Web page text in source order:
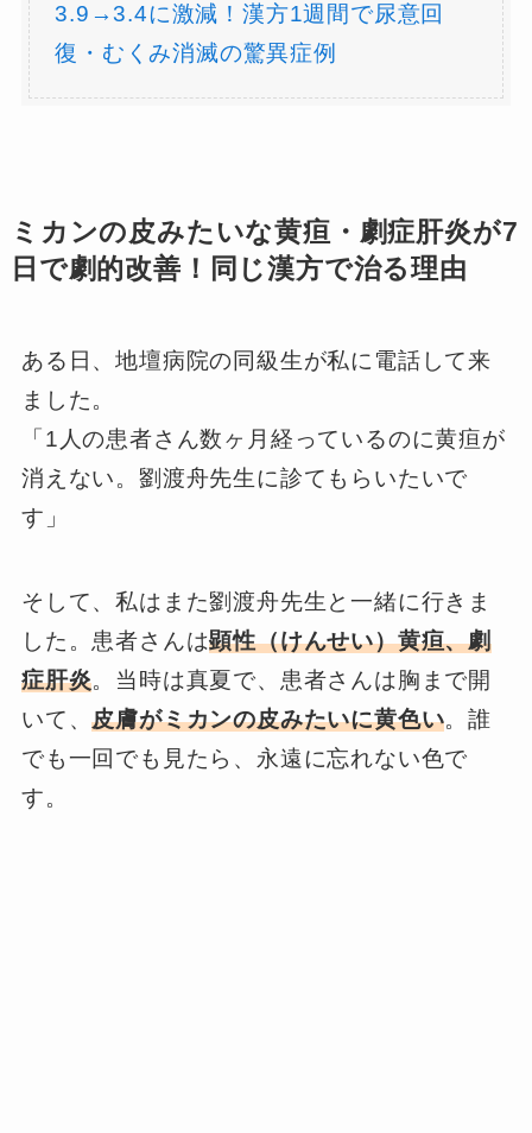
3.9→3.4に激減！漢方1週間で尿意回
復・むくみ消滅の驚異症例
ミカンの皮みたいな黄疸・劇症肝炎が7
日で劇的改善！同じ漢方で治る理由
ある日、地壇病院の同級生が私に電話して来
ました。
「1人の患者さん数ヶ月経っているのに黄疸が
消えない。劉渡舟先生に診てもらいたいで
す」
そして、私はまた劉渡舟先生と一緒に行きま
した。患者さんは顕性（けんせい）黄疸、劇
症肝炎。当時は真夏で、患者さんは胸まで開
いて、皮膚がミカンの皮みたいに黄色い。誰
でも一回でも見たら、永遠に忘れない色で
す。